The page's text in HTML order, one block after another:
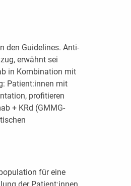
den Guidelines. Anti-
erwähnt sei
in Kombination mit
Patient:innen mit
profitieren
+ KRd (GMMG-
für eine
der Patient:innen